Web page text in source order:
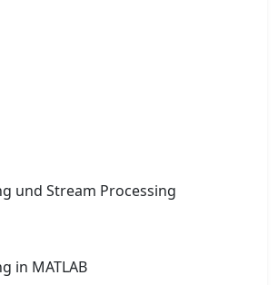
und Stream Processing
in MATLAB